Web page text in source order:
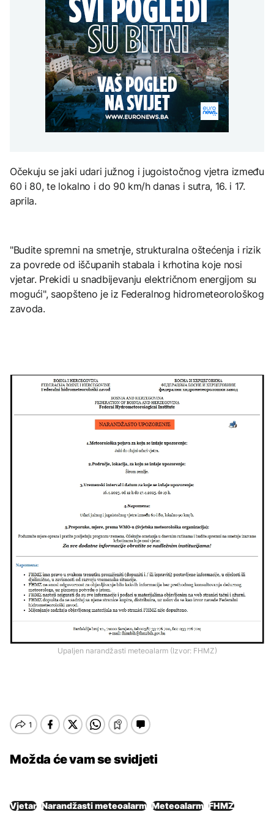
zatvorena obilaznica
uputstva za skreniranje
AKTUELNO
Požar se širi Bijeljinom,
zatvorena obilaznica
AKTUELNO
Plan da se u Crnoj Gori
prave centri za prihvat
migranata? Spajić:
Nismo vodili pregovore
Hirošima obilježava
godišnjicu atomskog
bombardovanja: Poziv
na ukidanje nuklearnog
oružja
FOKUS
Žedni za novcem: Koje bi
nove poreze EU mogla
uvesti od 2028. godine?
spektakl “Brechtovi
duhovi”
TEHNOLOGIJA
Dio rakete SpaceX
velikom brzinom pada
na Mjesec
Britanska kraljevska
kovnica iz elektronskog
otpada izdvaja zlato
Očekuju se jaki udari južnog i jugoistočnog vjetra između
60 i 80, te lokalno i do 90 km/h danas i sutra, 16. i 17.
aprila.
"Budite spremni na smetnje, strukturalna oštećenja i rizik
za povrede od iščupanih stabala i krhotina koje nosi
vjetar. Prekidi u snadbijevanju električnom energijom su
mogući", saopšteno je iz Federalnog hidrometeorološkog
zavoda.
Upaljen narandžasti meteoalarm (Izvor: FHMZ)
Možda će vam se svidjeti
Vjetar Narandžasti meteoalarm Meteoalarm FHMZ